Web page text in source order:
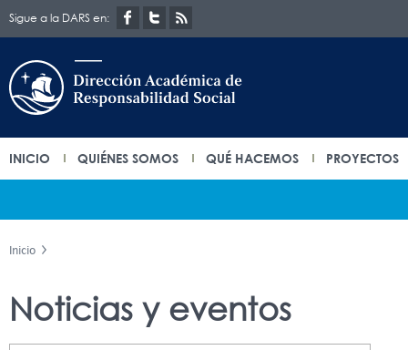
Sigue a la DARS en:
INICIO QUIÉNES SOMOS QUÉ HACEMOS PROYECTOS
Inicio
Noticias y eventos